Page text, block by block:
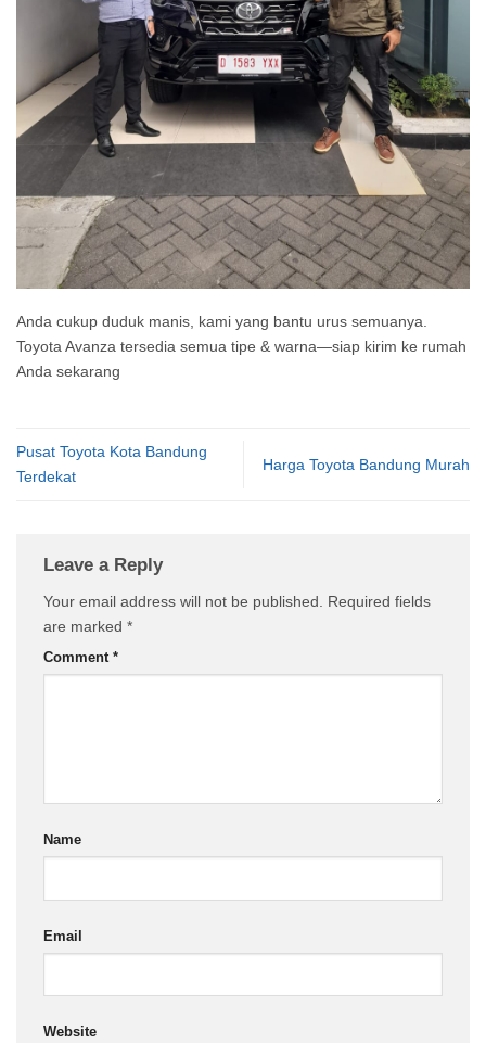
Anda cukup duduk manis, kami yang bantu urus semuanya.
Toyota Avanza tersedia semua tipe & warna—siap kirim ke rumah
Anda sekarang
Pusat Toyota Kota Bandung
Terdekat
Harga Toyota Bandung Murah
Leave a Reply
Your email address will not be published.
Required fields
are marked *
Comment *
Name
Email
Website